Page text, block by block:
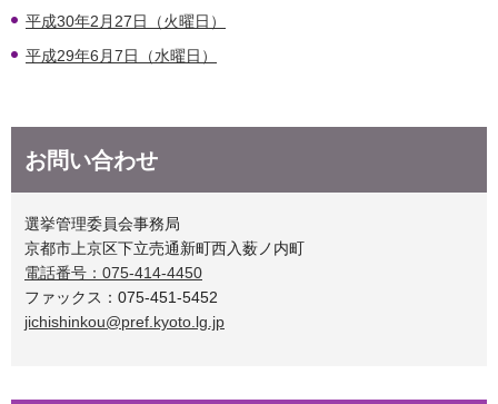
平成30年2月27日（火曜日）
平成29年6月7日（水曜日）
お問い合わせ
選挙管理委員会事務局
京都市上京区下立売通新町西入薮ノ内町
電話番号：075-414-4450
ファックス：075-451-5452
jichishinkou@pref.kyoto.lg.jp